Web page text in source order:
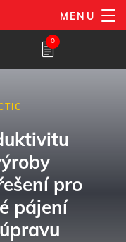
MENU
0
pro
pájení